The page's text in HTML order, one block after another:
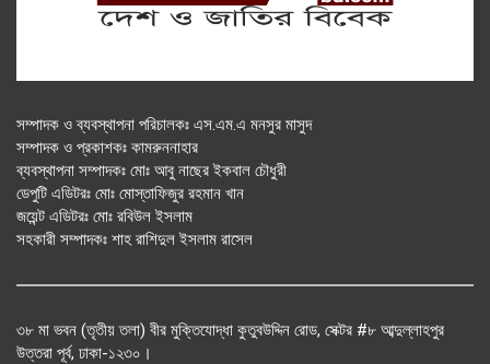
সম্পাদক ও ব্যবস্থাপনা পরিচালকঃ এস.এম.এ মনসুর মাসুদ
সম্পাদক ও প্রকাশকঃ কামরুননাহার
ব্যবস্থাপনা সম্পাদকঃ মোঃ আবু নাছের ইকবাল চৌধুরী
ডেপুটি এডিটরঃ মোঃ মোস্তাফিজুর রহমান খান
জয়েন্ট এডিটরঃ মোঃ রবিউল ইসলাম
সহকারী সম্পাদকঃ শাহ রাশিদুল ইসলাম রাসেল
৩৮ মা ভবন (তৃতীয় তলা) বীর মুক্তিযোদ্ধা কুতুবউদ্দিন রোড, সেক্টর #৮ আব্দুল্লাহপুর
উত্তরা পূর্ব, ঢাকা-১২৩০।